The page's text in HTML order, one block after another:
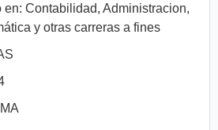
en: Contabilidad, Administracion,
y otras carreras a fines